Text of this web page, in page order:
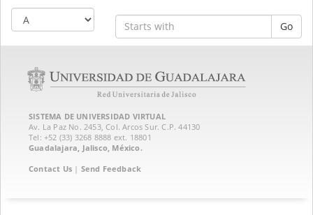
Go
SISTEMA DE UNIVERSIDAD VIRTUAL
Av. La Paz No. 2453, Col. Arcos Sur. C.P. 44130
Tel: +52 (33) 3268 8888‏ ext. 18801
Guadalajara, Jalisco, México.
Contact Us | Send Feedback